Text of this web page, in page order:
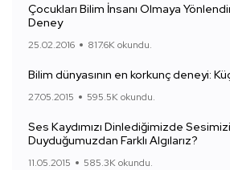
Çocukları Bilim İnsanı Olmaya
Deney
25.02.2016 817.6K okundu.
Bilim dünyasının en korkunç deneyi:
27.05.2015 595.5K okundu.
Ses Kaydımızı Dinlediğimizde
Duyduğumuzdan Farklı Algılarız?
11.05.2015 585.3K okundu.